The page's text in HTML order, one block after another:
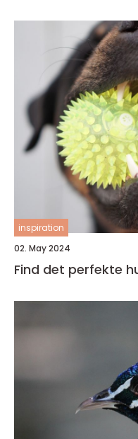
inspiration
02. May 2024
Find det perfekte